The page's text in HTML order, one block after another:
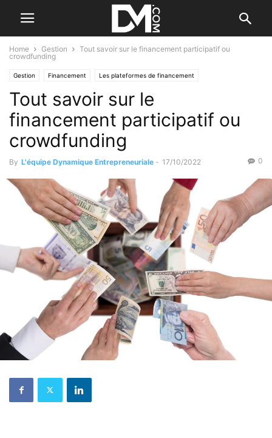
Home Gestion
Tout savoir sur le financement participatif ou
crowdfunding
Gestion Financement Les plateformes de financement
Tout savoir sur le
financement participatif ou
crowdfunding
By L'équipe Dynamique Entrepreneuriale - 17/10/2022 0